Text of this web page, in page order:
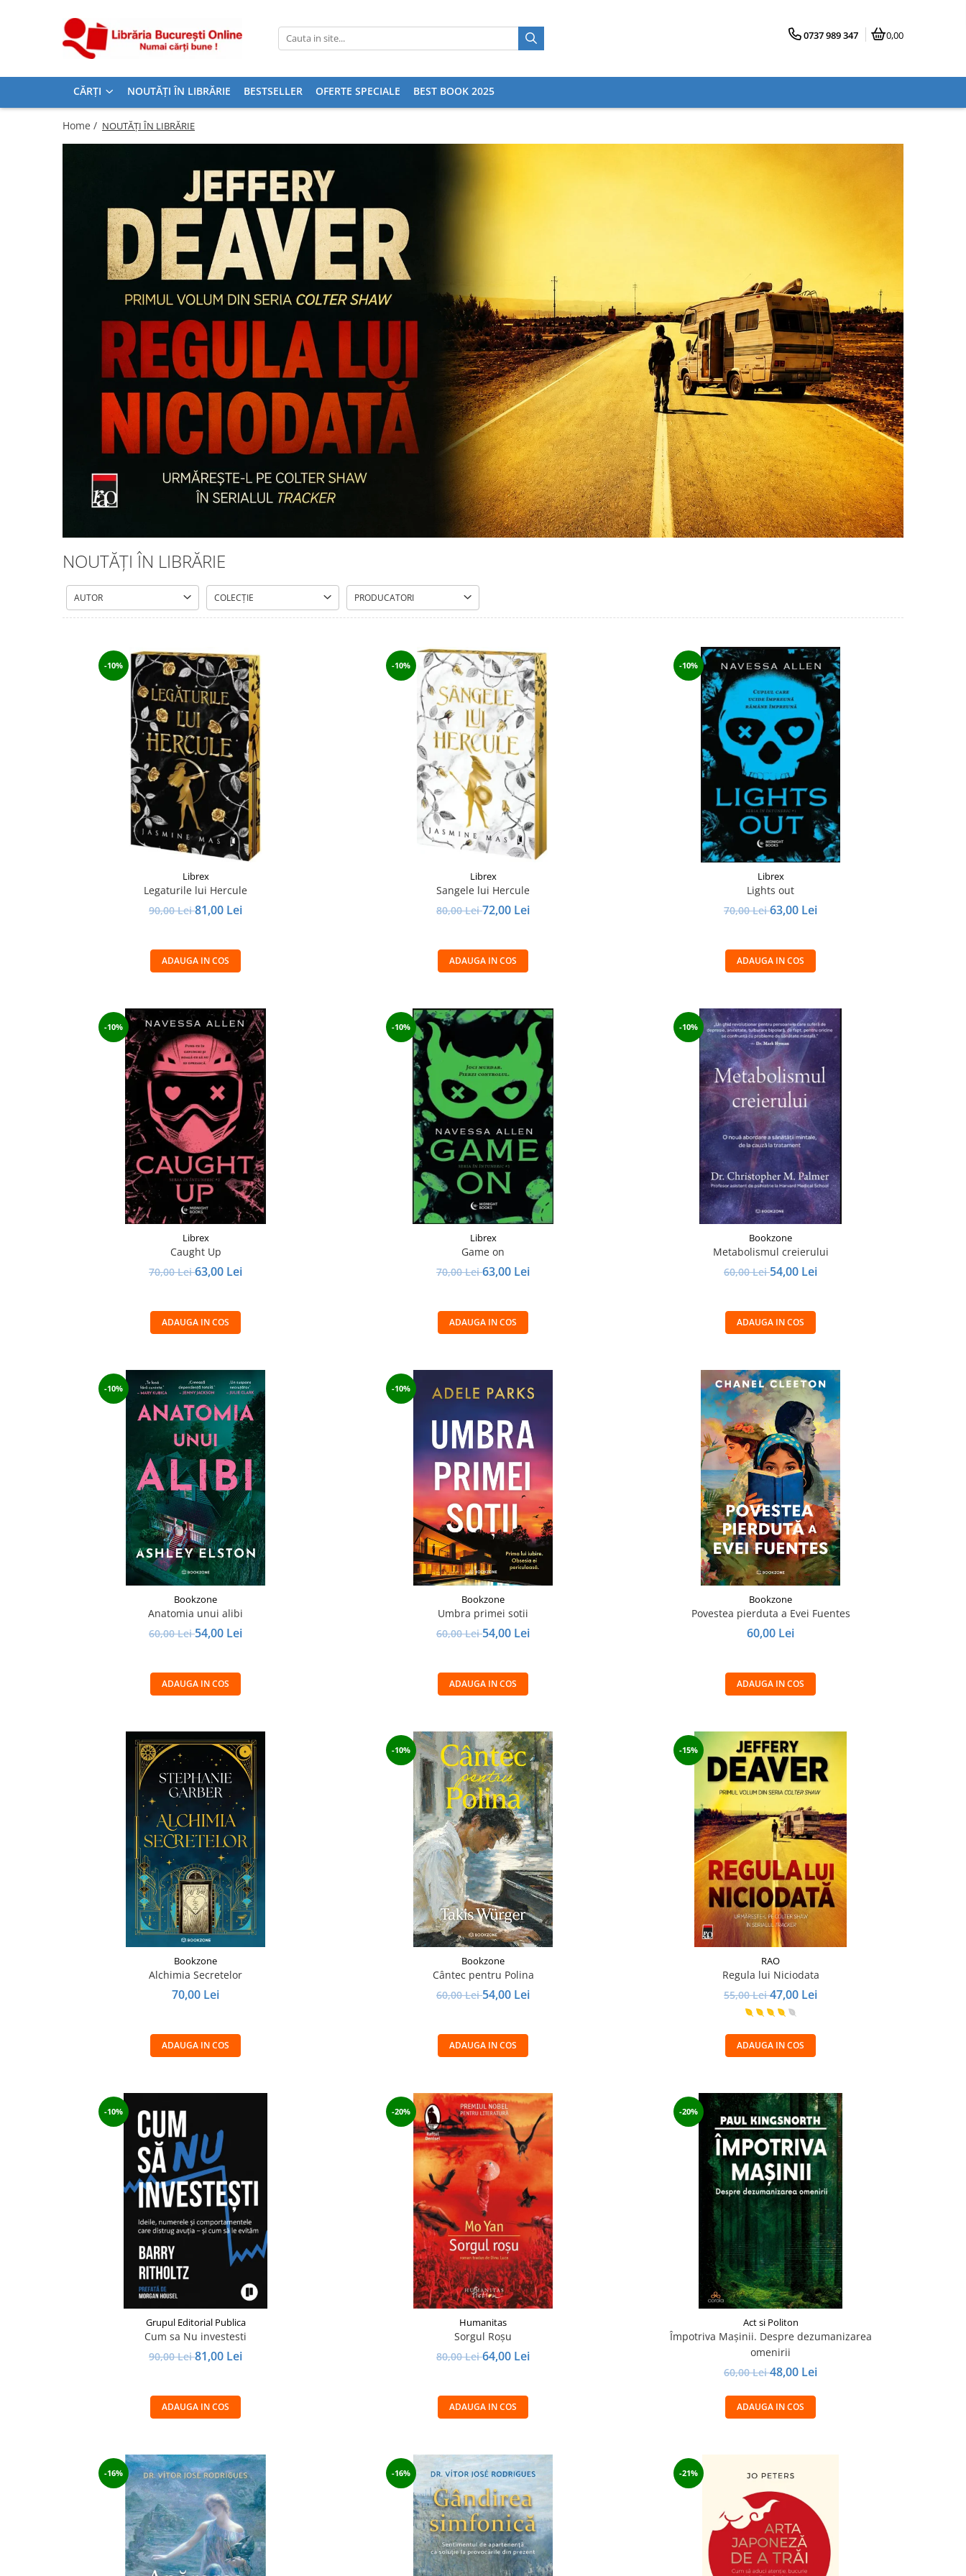
Artă și Enciclopedii
Business și Economie
Cărți pentru copii
Dezvoltare Personală
Hobby și Divertisment
Istorie și Conspirații
Manuale și Dicționare
Practic. Casă și Grădina
Știință și Tehnologie
0737 989 347 0,00
CĂRȚI NOUTĂȚI ÎN LIBRĂRIE BESTSELLER OFERTE SPECIALE BEST BOOK 2025
Home / NOUTĂȚI ÎN LIBRĂRIE
NOUTĂȚI ÎN LIBRĂRIE
AUTOR COLECȚIE PRODUCATORI
-10%
Librex
Legaturile lui Hercule
90,00 Lei81,00 Lei
ADAUGA IN COS
-10%
Librex
Sangele lui Hercule
80,00 Lei72,00 Lei
ADAUGA IN COS
-10%
Librex
Lights out
70,00 Lei63,00 Lei
ADAUGA IN COS
-10%
Librex
Caught Up
70,00 Lei63,00 Lei
ADAUGA IN COS
-10%
Librex
Game on
70,00 Lei63,00 Lei
ADAUGA IN COS
-10%
Bookzone
Metabolismul creierului
60,00 Lei54,00 Lei
ADAUGA IN COS
-10%
Bookzone
Anatomia unui alibi
60,00 Lei54,00 Lei
ADAUGA IN COS
-10%
Bookzone
Umbra primei sotii
60,00 Lei54,00 Lei
ADAUGA IN COS
Bookzone
Povestea pierduta a Evei Fuentes
60,00 Lei
ADAUGA IN COS
Bookzone
Alchimia Secretelor
70,00 Lei
ADAUGA IN COS
-10%
Bookzone
Cântec pentru Polina
60,00 Lei54,00 Lei
ADAUGA IN COS
-15%
RAO
Regula lui Niciodata
55,00 Lei47,00 Lei
ADAUGA IN COS
-10%
Grupul Editorial Publica
Cum sa Nu investesti
90,00 Lei81,00 Lei
ADAUGA IN COS
-20%
Humanitas
Sorgul Roșu
80,00 Lei64,00 Lei
ADAUGA IN COS
-20%
Act si Politon
Împotriva Mașinii. Despre dezumanizarea
omenirii
60,00 Lei48,00 Lei
ADAUGA IN COS
-16% -16% -21%